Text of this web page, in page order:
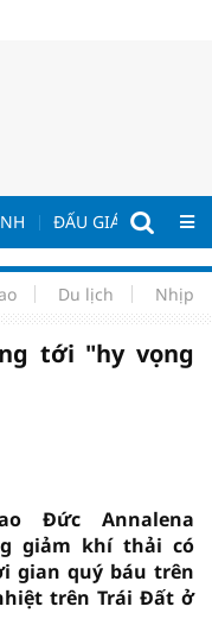
ĐẤU GIÁ - ĐẤU
Du lịch Nhịp
tới "hy vọng
Đức Annalena
giảm khí thải có
gian quý báu trên
trên Trái Đất ở